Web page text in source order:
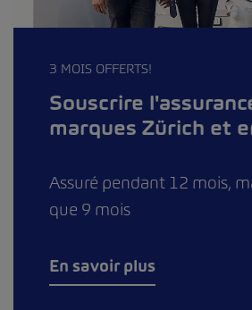
3 MOIS OFFERTS!
Souscrire
marques Zürich et
Assuré pendant 12 mois,
que 9 mois
En savoir plus